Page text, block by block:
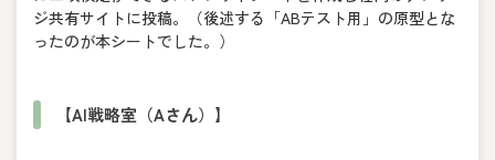
ジ共有サイトに投稿。（後述する「ABテスト用」の原型とな
ったのが本シートでした。）
【AI戦略室（Aさん）】